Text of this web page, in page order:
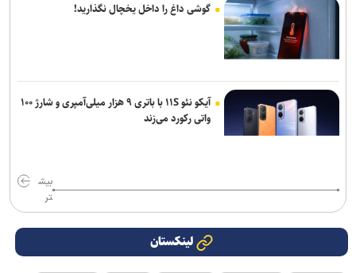
گوشی داغ را داخل یخچال نگذارید!
آیکو نئو ۱۱S با باتری ۹ هزار میلی‌آمپری و شارژ ۱۰۰
واتی رکورد می‌زند
بیش
تر
لینکستان